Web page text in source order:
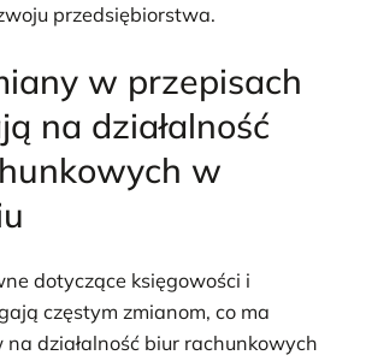
przedsiębiorstwa.
w przepisach
na działalność
w
dotyczące księgowości i
częstym zmianom, co ma
na działalność biur rachunkowych